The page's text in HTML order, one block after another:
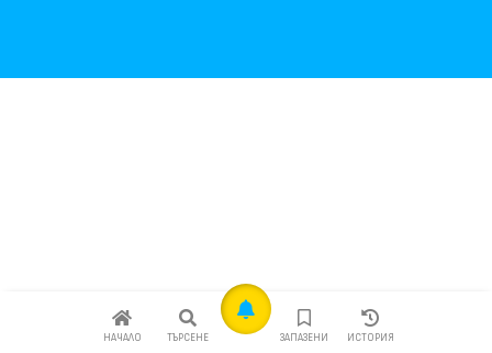
НАЧАЛО ТЪРСЕНЕ ЗАПАЗЕНИ ИСТОРИЯ